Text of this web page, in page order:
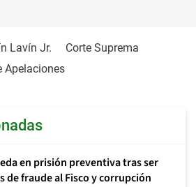
Lavín Jr.
Corte Suprema
Apelaciones
en prisión preventiva tras ser
fraude al Fisco y corrupción